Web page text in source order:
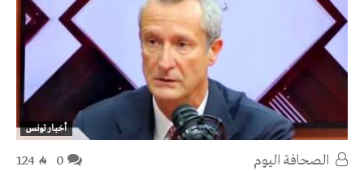
أخبار تونس
124